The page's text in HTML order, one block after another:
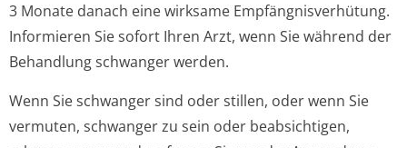
3 Monate danach eine wirksame Empfängnisver­hütung.
Informieren Sie sofort Ihren Arzt, wenn Sie während der
Behandlung schwanger werden.
Wenn Sie schwanger sind oder stillen, oder wenn Sie
vermuten, schwanger zu sein oder beabsichtigen,